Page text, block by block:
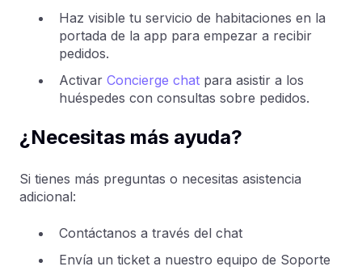
Haz visible tu servicio de habitaciones en la
portada de la app para empezar a recibir
pedidos.
Activar Concierge chat para asistir a los
huéspedes con consultas sobre pedidos.
¿Necesitas más ayuda?
Si tienes más preguntas o necesitas asistencia
adicional:
Contáctanos a través del chat
Envía un ticket a nuestro equipo de Soporte